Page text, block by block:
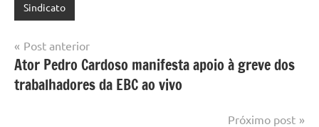
Sindicato
Navegação
de
Post
Post anterior
Ator Pedro Cardoso manifesta apoio à greve dos
trabalhadores da EBC ao vivo
Próximo post